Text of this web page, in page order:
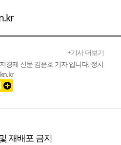
+기사 더보기
경제 신문 김윤호 기자 입니다. 정치
재배포 금지